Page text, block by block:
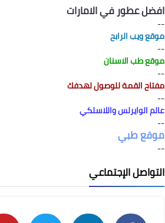
افضل عطور في الامارات
--
موقع ويب الرابح
--
موقع طب الاسنان
--
مفتاح القمة للوصول لهدفك
--
عالم الوايرلس واللاسلكي
--
موقع طبي
--
التواصل الإجتماعي